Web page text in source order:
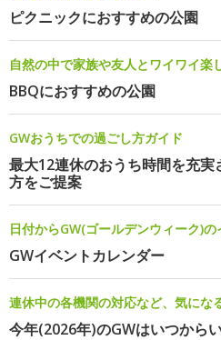
ピクニックにおすすめの公園
自然の中で家族や友人とワイワイ楽
BBQにおすすめの公園
GWおうちでの過ごし方ガイド
最大12連休のおうち時間を充実
方をご提案
日付からGW(ゴールデンウィーク)
GWイベントカレンダー
連休中の各機関の対応など、気にな
今年(2026年)のGWはいつから